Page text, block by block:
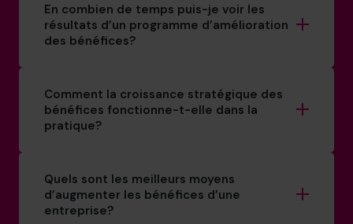
En combien de temps puis-je voir les
résultats d’un programme d’amélioration
des bénéfices?
Comment la croissance stratégique des
bénéfices fonctionne-t-elle dans la
pratique?
Quels sont les meilleurs moyens
d’augmenter les bénéfices d’une
entreprise?